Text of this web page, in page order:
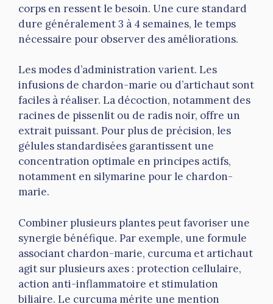
corps en ressent le besoin. Une cure standard
dure généralement 3 à 4 semaines, le temps
nécessaire pour observer des améliorations.
Les modes d’administration varient. Les
infusions de chardon-marie ou d’artichaut sont
faciles à réaliser. La décoction, notamment des
racines de pissenlit ou de radis noir, offre un
extrait puissant. Pour plus de précision, les
gélules standardisées garantissent une
concentration optimale en principes actifs,
notamment en silymarine pour le chardon-
marie.
Combiner plusieurs plantes peut favoriser une
synergie bénéfique. Par exemple, une formule
associant chardon-marie, curcuma et artichaut
agit sur plusieurs axes : protection cellulaire,
action anti-inflammatoire et stimulation
biliaire. Le curcuma mérite une mention